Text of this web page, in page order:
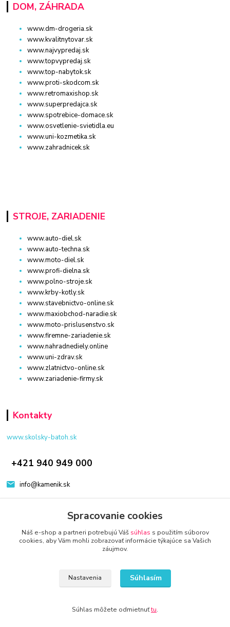
DOM, ZÁHRADA
www.dm-drogeria.sk
www.kvalitnytovar.sk
www.najvypredaj.sk
www.topvypredaj.sk
www.top-nabytok.sk
www.proti-skodcom.sk
www.retromaxishop.sk
www.superpredajca.sk
www.spotrebice-domace.sk
www.osvetlenie-svietidla.eu
www.uni-kozmetika.sk
www.zahradnicek.sk
STROJE, ZARIADENIE
www.auto-diel.sk
www.auto-techna.sk
www.moto-diel.sk
www.profi-dielna.sk
www.polno-stroje.sk
www.krby-kotly.sk
www.stavebnictvo-online.sk
www.maxiobchod-naradie.sk
www.moto-prislusenstvo.sk
www.firemne-zariadenie.sk
www.nahradnediely.online
www.uni-zdrav.sk
www.zlatnictvo-online.sk
www.zariadenie-firmy.sk
Kontakty
www.skolsky-batoh.sk
+421 940 949 000
info@kamenik.sk
Eshop-rychlo.sk
Spracovanie cookies
Náš e-shop a partneri potrebujú Váš súhlas s použitím súborov
cookies, aby Vám mohli zobrazovať informácie týkajúce sa Vašich
záujmov.
Nastavenia Súhlasím
Súhlas môžete odmietnuťtu.